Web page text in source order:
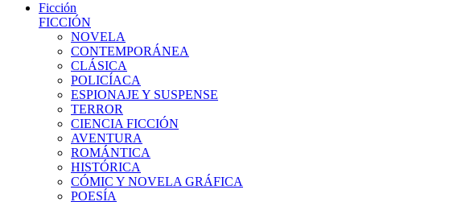
Ficción
FICCIÓN
NOVELA
CONTEMPORÁNEA
CLÁSICA
POLICÍACA
ESPIONAJE Y SUSPENSE
TERROR
CIENCIA FICCIÓN
AVENTURA
ROMÁNTICA
HISTÓRICA
CÓMIC Y NOVELA GRÁFICA
POESÍA